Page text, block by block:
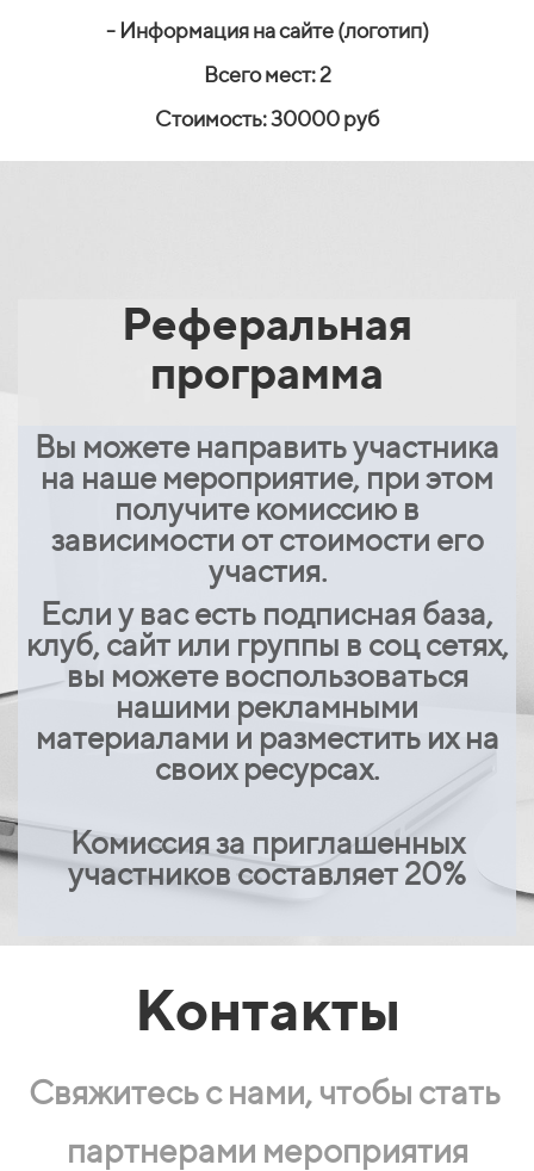
- Информация на сайте (логотип)
Всего мест: 2
Стоимость: 30000 руб
Реферальная
программа
Вы можете направить участника
на наше мероприятие, при этом
получите комиссию в
зависимости от стоимости его
участия.
Если у вас есть подписная база,
клуб, сайт или группы в соц сетях,
вы можете воспользоваться
нашими рекламными
материалами и разместить их на
своих ресурсах.
Комиссия за приглашенных
участников составляет 20%
Контакты
Свяжитесь с нами, чтобы стать
партнерами мероприятия